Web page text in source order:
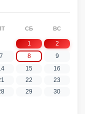
СБ ВС
1
2
7 8
9
15
16
22
23
29
30